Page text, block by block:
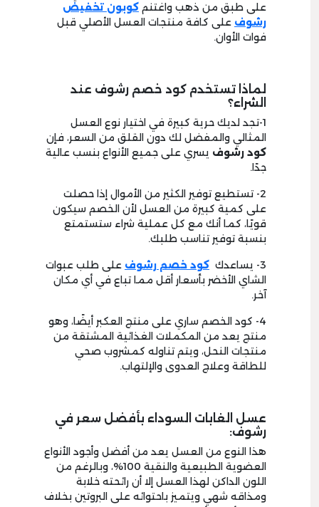
على طبق من ذهب واغتنم كوبون تخفيض
رشوف على كافة منتجات العسل الأصلي قبل
فوات الأوان.
لماذا تستخدم كود خصم رشوف عند
الشراء؟
1-تجد لديك حرية كبيرة في اختيار نوع العسل
المثالي والمفضل لك دون القلق من السعر، فإن
كود رشوف يسري على جميع الأنواع بنسب عالية
جدًا.
2- تستطيع توفير الكثير من الأموال إذا حصلت
على كمية كبيرة من العسل لأن الخصم سيكون
قويًا، كما أنك مع كل عملية شراء ستستمتع
بنسبة توفير تناسب طلبك.
3- يساعدك كود خصم رشوف على طلب عبوات
الشاي الأخضر بأسعار أقل مما تباع في أي مكان
آخر.
4- كود الخصم ساري على منتج العكبر أيضًا، وهو
منتج يعد من المكملات الغذائية المشتقة من
منتجات النحل، ويتم تناوله كمشروب صحي
للطاقة وعلاج العدوى والإلتهاب.
عسل الغابات السوداء بأفضل سعر في
رشوف:
هذا النوع من العسل يعد من أفضل وأجود الأنواع
العضوية الطبيعية والنقية 100%، وبالرغم من
اللون الداكن لهذا العسل إلا أن رائحته خلابة
ومذاقه شهي ويتميز باحتوائه على البروتين بخلاف